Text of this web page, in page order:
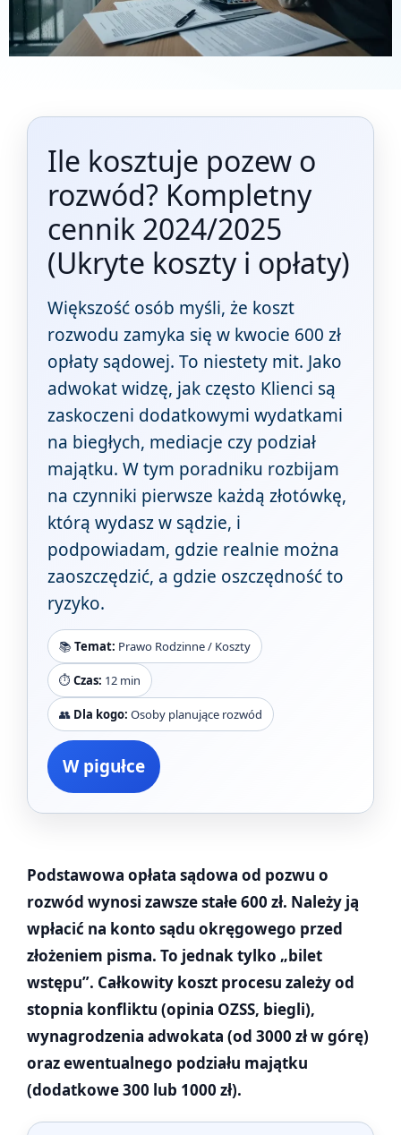
Ile kosztuje pozew o
rozwód? Kompletny
cennik 2024/2025
(Ukryte koszty i opłaty)
Większość osób myśli, że koszt
rozwodu zamyka się w kwocie 600 zł
opłaty sądowej. To niestety mit. Jako
adwokat widzę, jak często Klienci są
zaskoczeni dodatkowymi wydatkami
na biegłych, mediacje czy podział
majątku. W tym poradniku rozbijam
na czynniki pierwsze każdą złotówkę,
którą wydasz w sądzie, i
podpowiadam, gdzie realnie można
zaoszczędzić, a gdzie oszczędność to
ryzyko.
📚Temat: Prawo Rodzinne / Koszty
⏱️ Czas: 12 min
👥 Dla kogo: Osoby planujące rozwód
W pigułce
Podstawowa opłata sądowa od pozwu o
rozwód wynosi zawsze stałe 600 zł. Należy ją
wpłacić na konto sądu okręgowego przed
złożeniem pisma. To jednak tylko „bilet
wstępu”. Całkowity koszt procesu zależy od
stopnia konfliktu (opinia OZSS, biegli),
wynagrodzenia adwokata (od 3000 zł w górę)
oraz ewentualnego podziału majątku
(dodatkowe 300 lub 1000 zł).